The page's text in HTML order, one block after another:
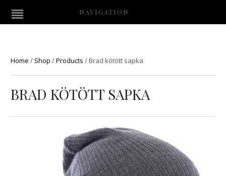
NAVIGATION
Home / Shop /Products /Brad kötött sapka
BRAD KÖTÖTT SAPKA